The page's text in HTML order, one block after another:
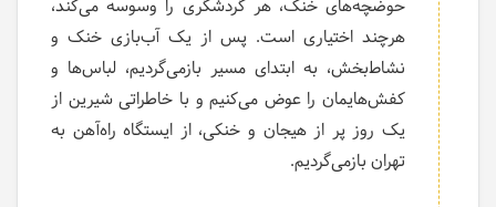
حوضچه‌های خنک، هر گردشگری را وسوسه می‌کند،
هرچند اختیاری است. پس از یک آب‌بازی خنک و
نشاط‌بخش، به ابتدای مسیر بازمی‌گردیم، لباس‌ها و
کفش‌هایمان را عوض می‌کنیم و با خاطراتی شیرین از
یک روز پر از هیجان و خنکی، از ایستگاه راه‌آهن به
تهران بازمی‌گردیم.